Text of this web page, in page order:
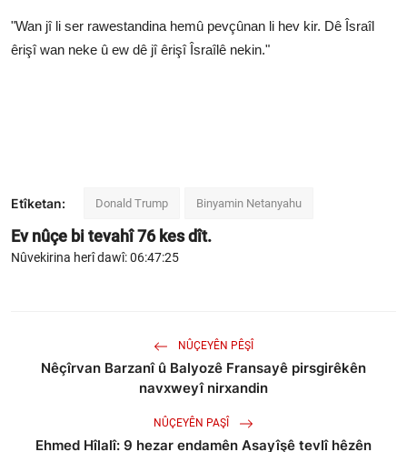
"Wan jî li ser rawestandina hemû pevçûnan li hev kir. Dê Îsraîl
êrişî wan neke û ew dê jî êrişî Îsraîlê nekin."
Etîketan: Donald Trump Binyamin Netanyahu
Ev nûçe bi tevahî76kes dît.
Nûvekirina herî dawî: 06:47:25
NÛÇEYÊN PÊŞÎ
Nêçîrvan Barzanî û Balyozê Fransayê pirsgirêkên
navxweyî nirxandin
NÛÇEYÊN PAŞÎ
Ehmed Hîlalî: 9 hezar endamên Asayîşê tevlî hêzên